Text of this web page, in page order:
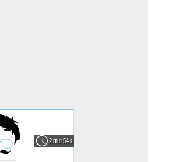
2 min 54 s